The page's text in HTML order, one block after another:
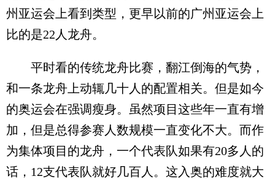
州亚运会上看到类型，更早以前的广州亚运会上
比的是22人龙舟。
平时看的传统龙舟比赛，翻江倒海的气势，
和一条龙舟上动辄几十人的配置相关。但是如今
的奥运会在强调瘦身。虽然项目这些年一直有增
加，但是总得参赛人数规模一直变化不大。而作
为集体项目的龙舟，一个代表队如果有20多人的
话，12支代表队就好几百人。这入奥的难度就大